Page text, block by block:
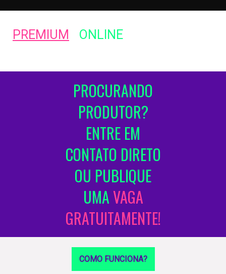
PREMIUM ONLINE
PROCURANDO
PRODUTOR?
ENTRE EM
CONTATO DIRETO
OU PUBLIQUE
UMAVAGA
GRATUITAMENTE!
COMO FUNCIONA?